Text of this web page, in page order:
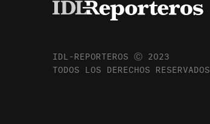
IDL-REPORTEROS Ⓒ 2023
TODOS LOS DERECHOS RESERVADOS